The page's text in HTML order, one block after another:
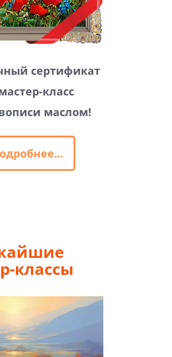
сертификат
класс
маслом!
классы